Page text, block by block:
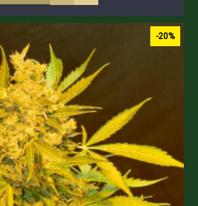
-20%